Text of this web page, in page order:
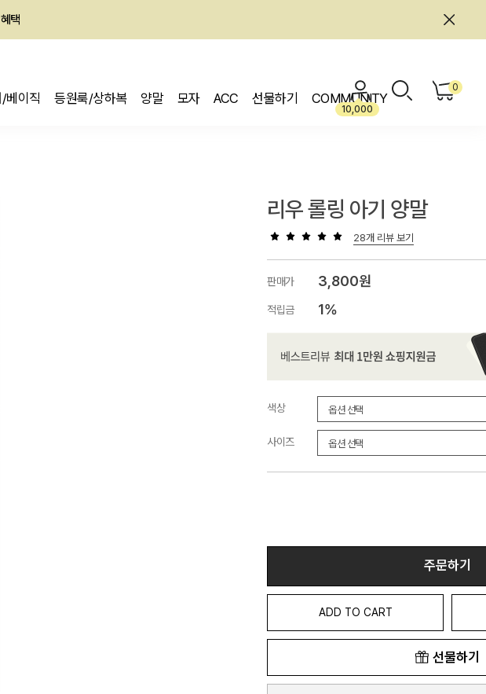
할인!
베이직 등원룩/상하복 양말 모자 ACC 선물하기 COMMUNITY
10,000
0
리우 롤링 아기 양말
28개 리뷰 보기
판매가 3,800원
적립금 1%
색상
사이즈
주문하기
ADD TO CART
선물하기